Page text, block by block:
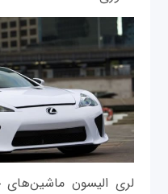
لری الیسون ماشین‌های